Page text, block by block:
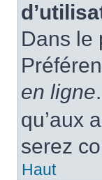
Dans le
en ligne
qu’aux
serez
Haut